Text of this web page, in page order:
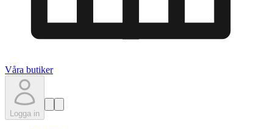
Våra butiker
Logga in